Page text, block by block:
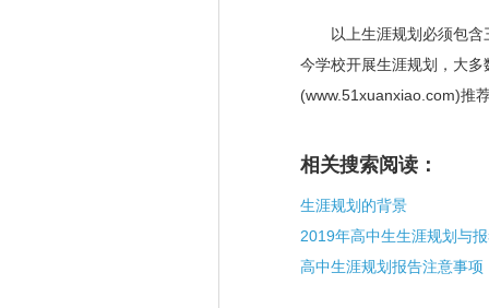
以上生涯规划必须包含
今学校开展生涯规划，大
(www.51xuanxiao.com)推
相关搜索阅读：
生涯规划的背景
2019年高中生生涯规划与
高中生涯规划报告注意事项